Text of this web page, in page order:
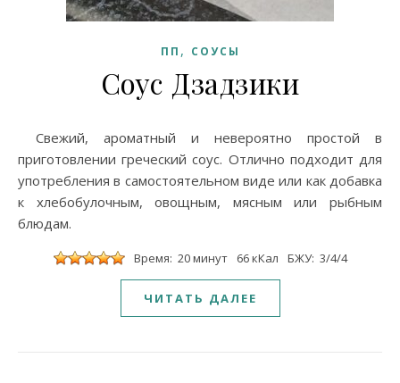
ПП , СОУСЫ
Соус Дзадзики
Свежий, ароматный и невероятно простой в
приготовлении греческий соус. Отлично подходит для
употребления в самостоятельном виде или как добавка
к хлебобулочным, овощным, мясным или рыбным
блюдам.
Время: 20 минут 66 кКал БЖУ: 3/4/4
ЧИТАТЬ ДАЛЕЕ